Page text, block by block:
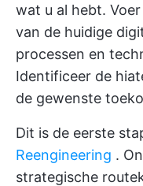
wat u al hebt.
van de huidige
processen en
Identificeer de
de gewenste
Dit is de eerste
Reengineering .
strategische